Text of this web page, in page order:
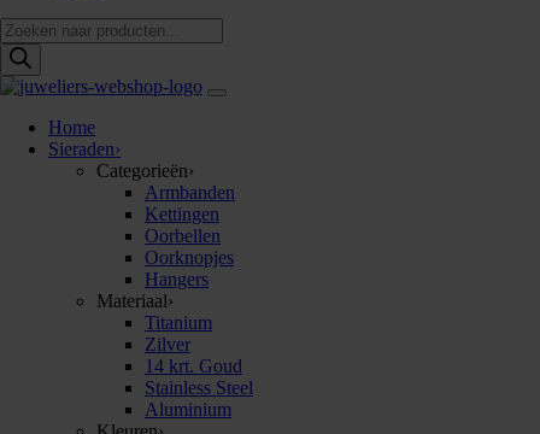
Producten
zoeken
Home
Sieraden›
Categorieën›
Armbanden
Kettingen
Oorbellen
Oorknopjes
Hangers
Materiaal›
Titanium
Zilver
14 krt. Goud
Stainless Steel
Aluminium